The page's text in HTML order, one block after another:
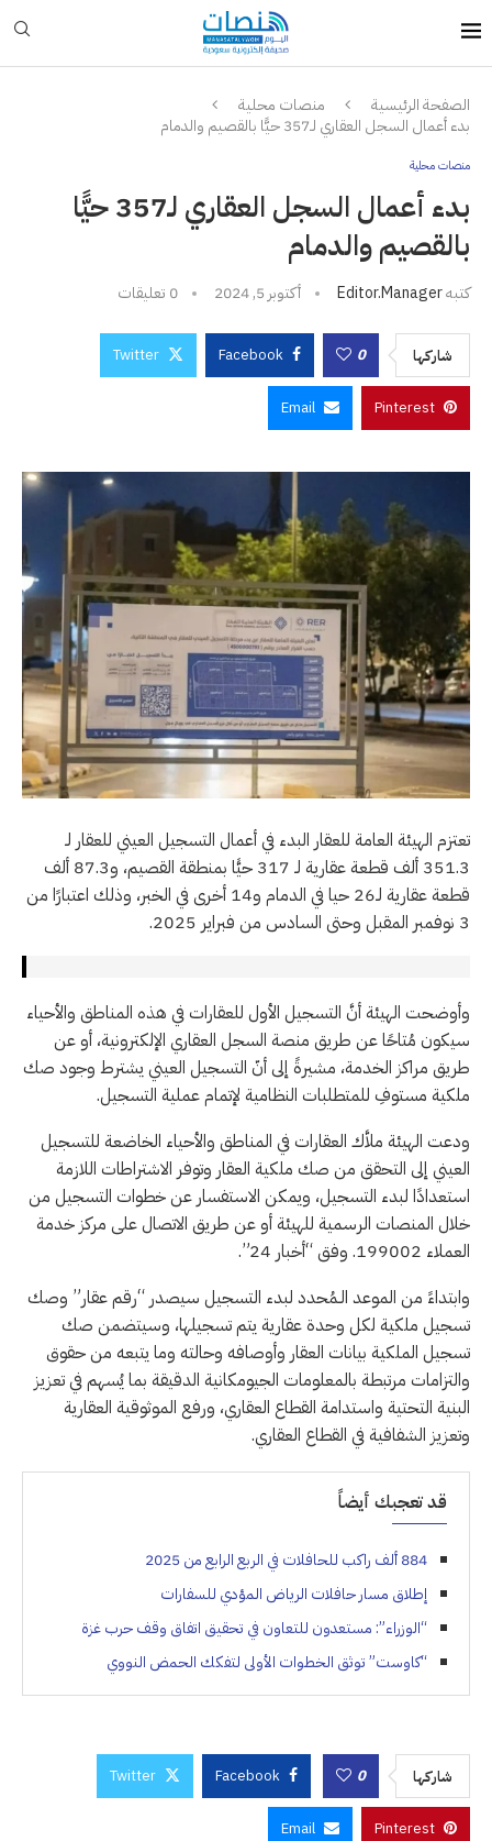
الصفحة الرئيسية
منصات محلية
بدء أعمال السجل العقاري لـ357 حيًّا بالقصيم والدمام
منصات محلية
بدء أعمال السجل العقاري لـ357 حيًّا
بالقصيم والدمام
كتبهEditor.manager أكتوبر 5, 2024 0 تعليقات
شاركها 0
Facebook
Twitter
Pinterest
Email
تعتزم الهيئة العامة للعقار البدء في أعمال التسجيل العيني للعقار لـ
351.3 ألف قطعة عقارية لـ 317 حيًّا بمنطقة القصيم، و87.3 ألف
قطعة عقارية لـ26 حيا في الدمام و14 أخرى في الخبر، وذلك اعتبارًا من
3 نوفمبر المقبل وحتى السادس من فبراير 2025.
وأوضحت الهيئة أنَّ التسجيل الأول للعقارات في هذه المناطق والأحياء
سيكون مُتاحًا عن طريق منصة السجل العقاري الإلكترونية، أو عن
طريق مراكز الخدمة، مشيرةً إلى أنّ التسجيل العيني يشترط وجود صك
ملكية مستوفِ للمتطلبات النظامية لإتمام عملية التسجيل.
ودعت الهيئة ملاَّك العقارات في المناطق والأحياء الخاضعة للتسجيل
العيني إلى التحقق من صك ملكية العقار وتوفر الاشتراطات اللازمة
استعدادًا لبدء التسجيل، ويمكن الاستفسار عن خطوات التسجيل من
خلال المنصات الرسمية للهيئة أو عن طريق الاتصال على مركز خدمة
العملاء 199002. وفق “أخبار 24”.
وابتداءً من الموعد الـمُحدد لبدء التسجيل سيصدر “رقم عقار” وصك
تسجيل ملكية لكل وحدة عقارية يتم تسجيلها، وسيتضمن صك
تسجيل الملكية بيانات العقار وأوصافه وحالته وما يتبعه من حقوق
والتزامات مرتبطة بالمعلومات الجيومكانية الدقيقة بما يُسهم في تعزيز
البنية التحتية واستدامة القطاع العقاري، ورفع الموثوقية العقارية
وتعزيز الشفافية في القطاع العقاري.
قد تعجبك أيضاً
884 ألف راكب للحافلات في الربع الرابع من 2025
إطلاق مسار حافلات الرياض المؤدي للسفارات
“الوزراء”⁩: مستعدون للتعاون في تحقيق اتفاق وقف حرب غزة⁩
“كاوست” توثق الخطوات الأولى لتفكك الحمض النووي
شاركها 0
Facebook
Twitter
Pinterest
Email